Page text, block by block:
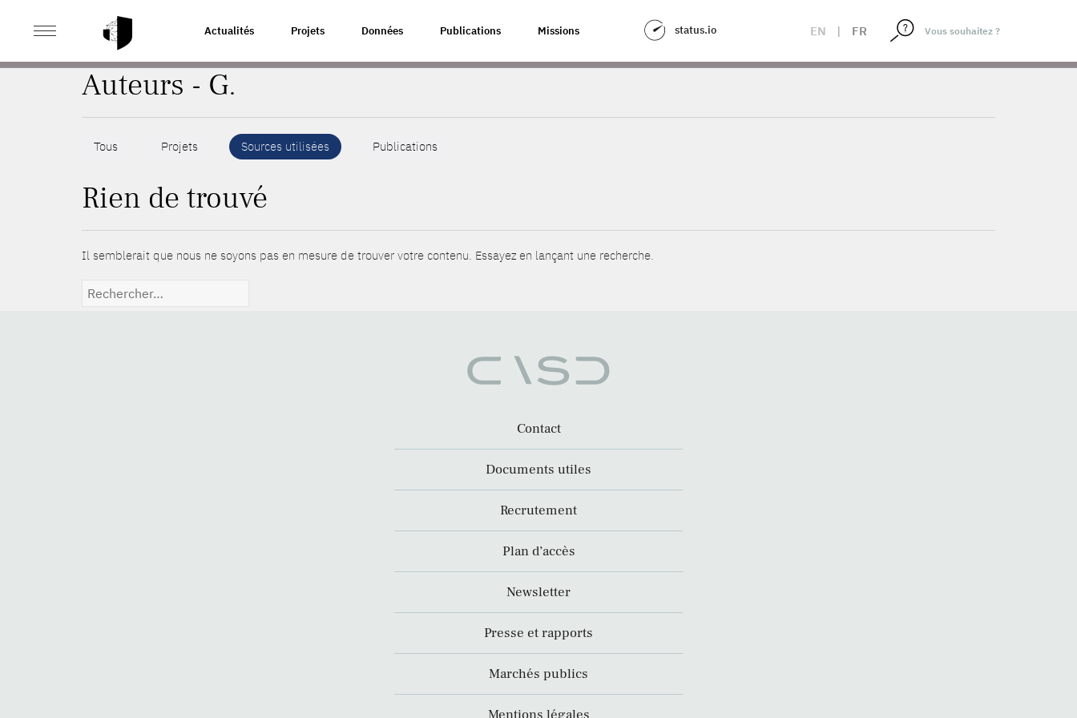
Actualités Projets Données Publications Missions status.io EN | FR
ACCUEIL
Auteurs - G.
Tous Projets Sources utilisées Publications
Rien de trouvé
Il semblerait que nous ne soyons pas en mesure de trouver votre contenu. Essayez en lançant une recherche.
Rechercher :
Contact
Documents utiles
Recrutement
Plan d’accès
Newsletter
Presse et rapports
Marchés publics